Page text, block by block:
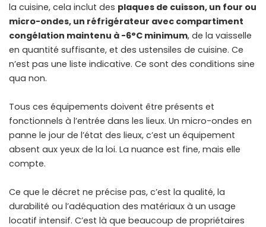
la cuisine, cela inclut des plaques de cuisson, un four ou
micro-ondes, un réfrigérateur avec compartiment
congélation maintenu à -6°C minimum, de la vaisselle
en quantité suffisante, et des ustensiles de cuisine. Ce
n’est pas une liste indicative. Ce sont des conditions sine
qua non.
Tous ces équipements doivent être présents et
fonctionnels à l’entrée dans les lieux. Un micro-ondes en
panne le jour de l’état des lieux, c’est un équipement
absent aux yeux de la loi. La nuance est fine, mais elle
compte.
Ce que le décret ne précise pas, c’est la qualité, la
durabilité ou l’adéquation des matériaux à un usage
locatif intensif. C’est là que beaucoup de propriétaires